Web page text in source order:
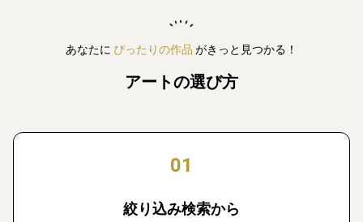
あなたに ぴったりの作品 がきっと見つかる！
アートの選び方
01
絞り込み検索から